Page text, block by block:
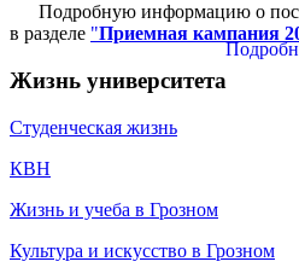
Подробную информацию о
в разделе "Приемная кампания
Жизнь университета
Студенческая жизнь
КВН
Жизнь и учеба в Грозном
Культура и искусство в Грозном